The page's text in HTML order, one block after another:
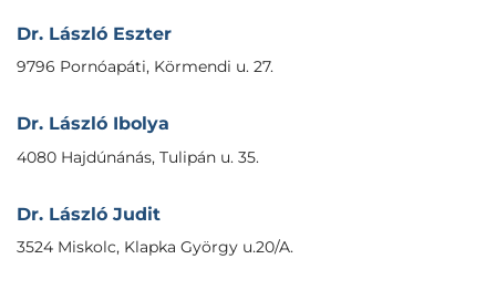
Dr. László Eszter
9796 Pornóapáti, Körmendi u. 27.
Dr. László Ibolya
4080 Hajdúnánás, Tulipán u. 35.
Dr. László Judit
3524 Miskolc, Klapka György u.20/A.